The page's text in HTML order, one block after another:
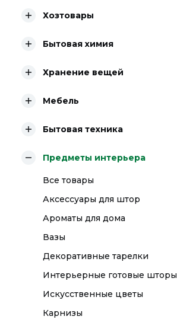
Хозтовары
Бытовая химия
Хранение вещей
Мебель
Бытовая техника
Предметы интерьера
Все товары
Аксессуары для штор
Ароматы для дома
Вазы
Декоративные тарелки
Интерьерные готовые шторы
Искусственные цветы
Карнизы